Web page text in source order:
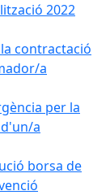
2022
contractació
a
per la
a
borsa de